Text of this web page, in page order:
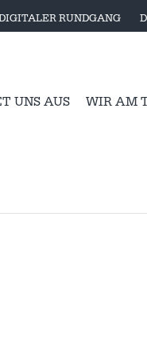
RUNDGANG
UNS AUS WIR AM